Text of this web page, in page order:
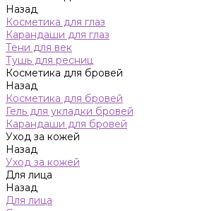
Назад
Косметика для глаз
Карандаши для глаз
Тени для век
Тушь для ресниц
Косметика для бровей
Назад
Косметика для бровей
Гель для укладки бровей
Карандаши для бровей
Уход за кожей
Назад
Уход за кожей
Для лица
Назад
Для лица